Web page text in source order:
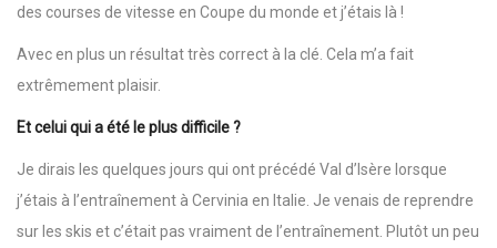
des courses de vitesse en Coupe du monde et j’étais là !
Avec en plus un résultat très correct à la clé. Cela m’a fait
extrêmement plaisir.
Et celui qui a été le plus difficile ?
Je dirais les quelques jours qui ont précédé Val d’Isère lorsque
j’étais à l’entraînement à Cervinia en Italie. Je venais de reprendre
sur les skis et c’était pas vraiment de l’entraînement. Plutôt un peu